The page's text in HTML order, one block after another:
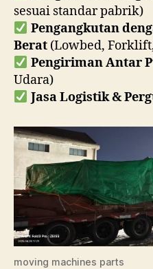
sesuai standar pabrik)
Pengangkutan
Berat (Lowbed,
Pengiriman Antar
Udara)
Jasa Logistik &
moving machines parts